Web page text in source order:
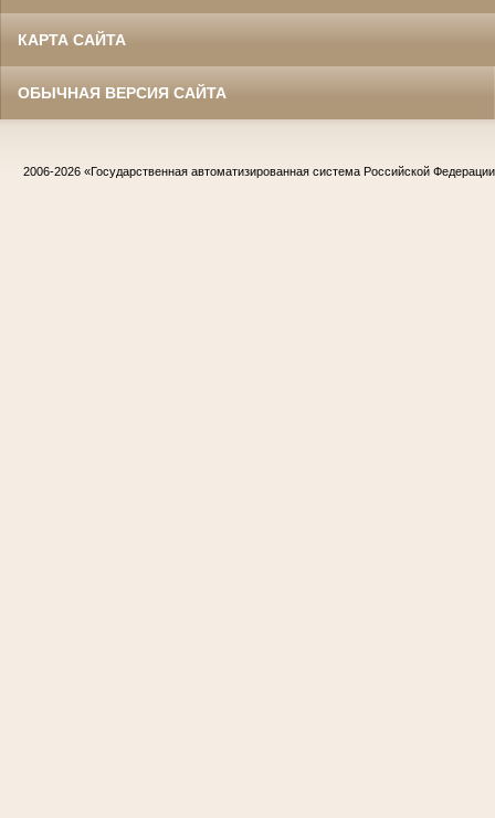
КАРТА САЙТА
ОБЫЧНАЯ ВЕРСИЯ САЙТА
2006-2026 «Государственная автоматизированная система Российской